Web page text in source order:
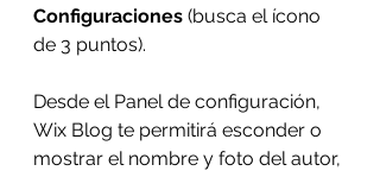
Configuraciones (busca el ícono
de 3 puntos).
Desde el Panel de configuración,
Wix Blog te permitirá esconder o
mostrar el nombre y foto del autor,